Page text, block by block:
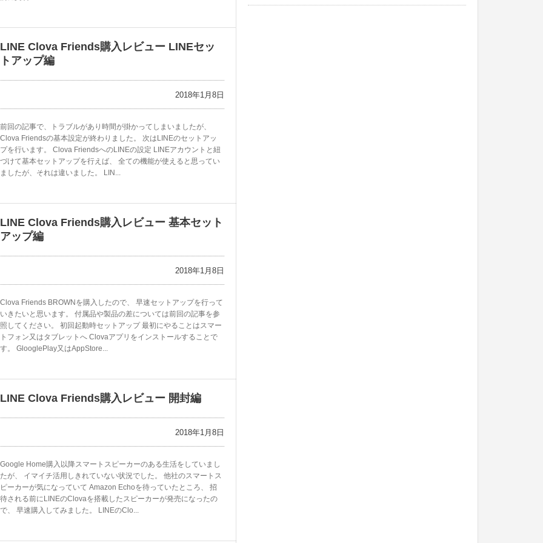
LINE Clova Friends購入レビュー LINEセッ
トアップ編
2018年1月8日
前回の記事で、トラブルがあり時間が掛かってしまいましたが、
Clova Friendsの基本設定が終わりました。 次はLINEのセットアッ
プを行います。 Clova FriendsへのLINEの設定 LINEアカウントと紐
づけて基本セットアップを行えば、 全ての機能が使えると思ってい
ましたが、それは違いました。 LIN...
LINE Clova Friends購入レビュー 基本セット
アップ編
2018年1月8日
Clova Friends BROWNを購入したので、 早速セットアップを行って
いきたいと思います。 付属品や製品の差については前回の記事を参
照してください。 初回起動時セットアップ 最初にやることはスマー
トフォン又はタブレットへ Clovaアプリをインストールすることで
す。 GlooglePlay又はAppStore...
LINE Clova Friends購入レビュー 開封編
2018年1月8日
Google Home購入以降スマートスピーカーのある生活をしていまし
たが、 イマイチ活用しきれていない状況でした。 他社のスマートス
ピーカーが気になっていて Amazon Echoを待っていたところ、 招
待される前にLINEのClovaを搭載したスピーカーが発売になったの
で、 早速購入してみました。 LINEのClo...